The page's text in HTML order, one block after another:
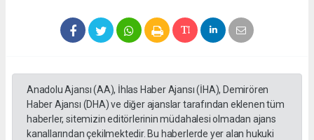
Anadolu Ajansı (AA), İhlas Haber Ajansı (İHA), Demirören
Haber Ajansı (DHA) ve diğer ajanslar tarafından eklenen tüm
haberler, sitemizin editörlerinin müdahalesi olmadan ajans
kanallarından çekilmektedir. Bu haberlerde yer alan hukuki